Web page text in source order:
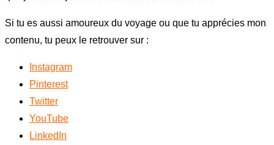
Si tu es aussi amoureux du voyage ou que tu apprécies mon
contenu, tu peux le retrouver sur :
Instagram
Pinterest
Twitter
YouTube
LinkedIn